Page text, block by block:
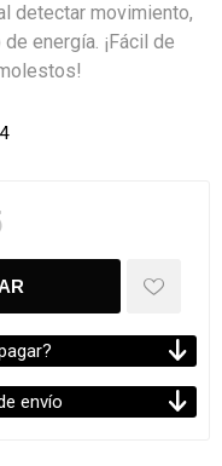
detectar movimiento,
energía. ¡Fácil de
envío